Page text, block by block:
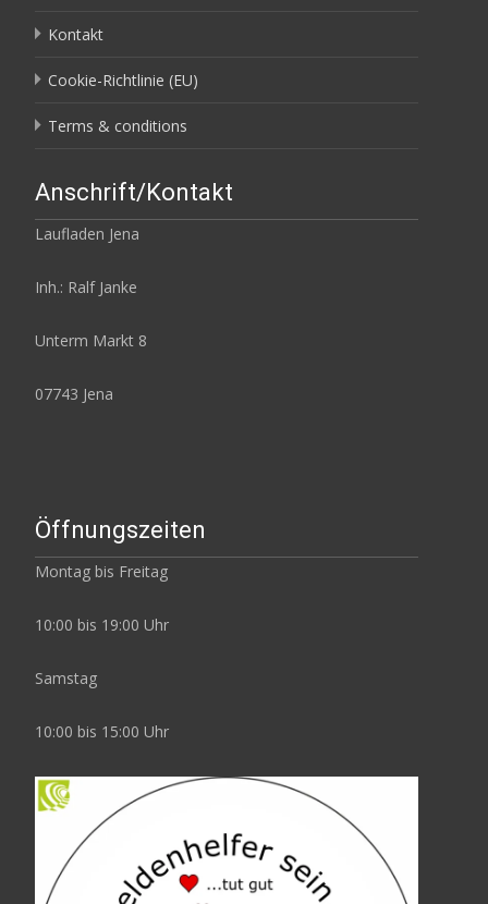
Kontakt
Cookie-Richtlinie (EU)
Terms & conditions
Anschrift/Kontakt
Laufladen Jena
Inh.: Ralf Janke
Unterm Markt 8
07743 Jena
Öffnungszeiten
Montag bis Freitag
10:00 bis 19:00 Uhr
Samstag
10:00 bis 15:00 Uhr